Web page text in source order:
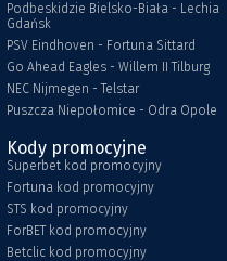
Podbeskidzie Bielsko-Biała - Lechia
Gdańsk
PSV Eindhoven - Fortuna Sittard
Go Ahead Eagles - Willem II Tilburg
NEC Nijmegen - Telstar
Puszcza Niepołomice - Odra Opole
Kody promocyjne
Superbet kod promocyjny
Fortuna kod promocyjny
STS kod promocyjny
ForBET kod promocyjny
Betclic kod promocyjny